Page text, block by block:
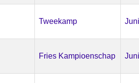
Tweekamp
Fries Kampioenschap